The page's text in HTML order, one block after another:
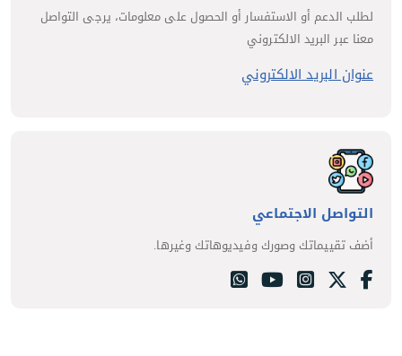
لطلب الدعم أو الاستفسار أو الحصول على معلومات، يرجى التواصل
معنا عبر البريد الالكتروني
عنوان البريد الالكتروني
التواصل الاجتماعي
أضف تقييماتك وصورك وفيديوهاتك وغيرها.